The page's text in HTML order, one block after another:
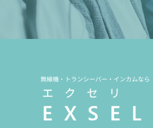
無線機・トランシーバー・インカムなら